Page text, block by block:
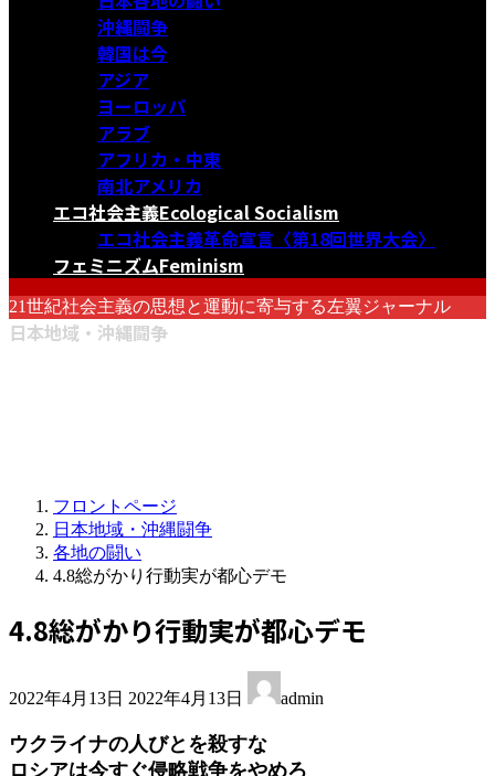
沖縄闘争
韓国は今
アジア
ヨーロッパ
アラブ
アフリカ・中東
南北アメリカ
エコ社会主義Ecological Socialism
エコ社会主義革命宣言〈第18回世界大会〉
フェミニズムFeminism
21世紀社会主義の思想と運動に寄与する左翼ジャーナル
日本地域・沖縄闘争
フロントページ
日本地域・沖縄闘争
各地の闘い
4.8総がかり行動実が都心デモ
4.8総がかり行動実が都心デモ
2022年4月13日 終
新
2022年4月13日 admin
ウクライナの人びとを殺すな
ロシアは今すぐ侵略戦争をやめろ